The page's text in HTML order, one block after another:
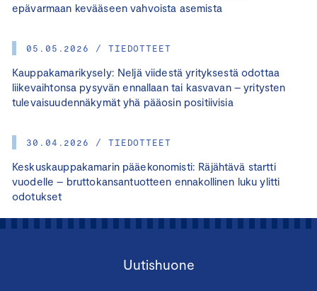
epävarmaan kevääseen vahvoista asemista
05.05.2026 / TIEDOTTEET
Kauppakamarikysely: Neljä viidestä yrityksestä odottaa
liikevaihtonsa pysyvän ennallaan tai kasvavan – yritysten
tulevaisuudennäkymät yhä pääosin positiivisia
30.04.2026 / TIEDOTTEET
Keskuskauppakamarin pääekonomisti: Räjähtävä startti
vuodelle – bruttokansantuotteen ennakollinen luku ylitti
odotukset
Uutishuone